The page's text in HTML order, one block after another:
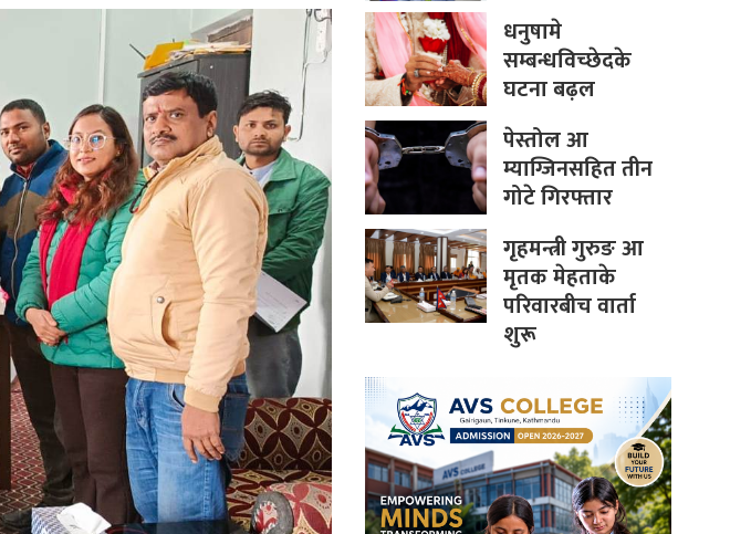
धनुषामे
सम्बन्धविच्छेदके
घटना बढ़ल
पेस्तोल आ
म्याग्जिनसहित तीन
गोटे गिरफ्तार
गृहमन्त्री गुरुङ आ
मृतक मेहताके
परिवारबीच वार्ता
शुरू